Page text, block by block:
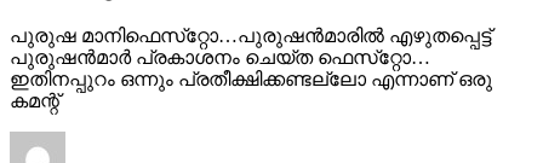
പുരുഷ മാനിഫെസ്‌റ്റോ…പുരുഷന്‍മാരില്‍ എഴുതപ്പെട്ട്
പുരുഷന്‍മാര്‍ പ്രകാശനം ചെയ്ത ഫെസ്‌റ്റോ…
ഇതിനപ്പുറം ഒന്നും പ്രതീക്ഷിക്കണ്ടല്ലോ എന്നാണ് ഒരു
കമന്റ്